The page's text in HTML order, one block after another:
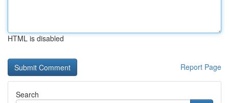
HTML is disabled
Report Page
Search